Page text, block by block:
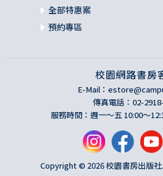
全部特惠案
預約專區
校園網路書房
E-Mail：
傳真電話：02-
服務時間：週一～五 10:00～
Copyright © 2026 校園書房出版